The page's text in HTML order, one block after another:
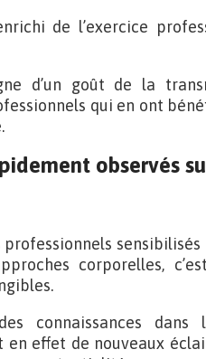
de l’exercice
d’un goût de la
qui en ont
observés
professionnels
corporelles,
connaissances
en effet de nouveaux